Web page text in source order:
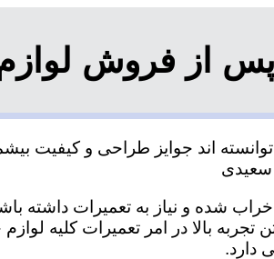
پس از فروش
اند جوایز طراحی و کیفیت
شده و نیاز به تعمیرات داشته
بالا در امر تعمیرات کلیه
دارد.